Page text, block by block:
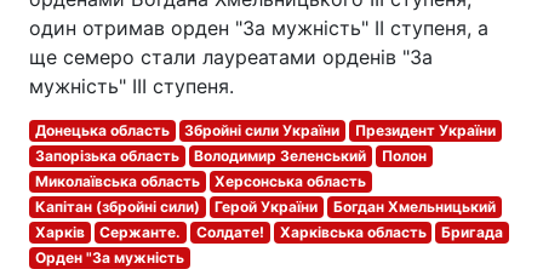
один отримав орден "За мужність" II ступеня, а
ще семеро стали лауреатами орденів "За
мужність" III ступеня.
Донецька область Збройні сили України
Президент України
Запорізька область
Володимир Зеленський
Полон
Миколаївська область
Херсонська область
Капітан (збройні сили)
Герой України
Богдан Хмельницький
Харків
Сержанте. Солдате! Харківська область
Бригада
Орден "За мужність